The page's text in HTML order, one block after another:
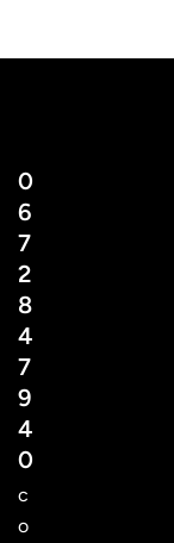
0
6
7
2
8
4
7
9
4
0
c
o